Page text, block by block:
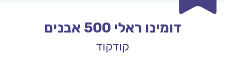
דומינו ראלי 500 אבנים
קודקוד